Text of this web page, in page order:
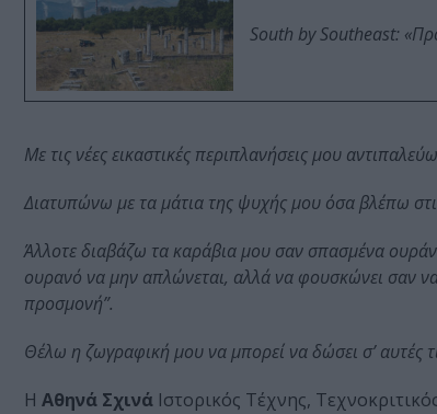
South by Southeast:
Με τις νέες εικαστικές περιπλανήσεις μου
Διατυπώνω με τα μάτια της ψυχής μου όσα βλέπω
Άλλοτε διαβάζω τα καράβια μου σαν σπασμένα
ουρανό να μην απλώνεται, αλλά να φουσκώνει σαν
προσμονή”.
Θέλω η ζωγραφική μου να μπορεί να δώσει σ’ αυτές
Η Αθηνά Σχινά Ιστορικός Τέχνης,